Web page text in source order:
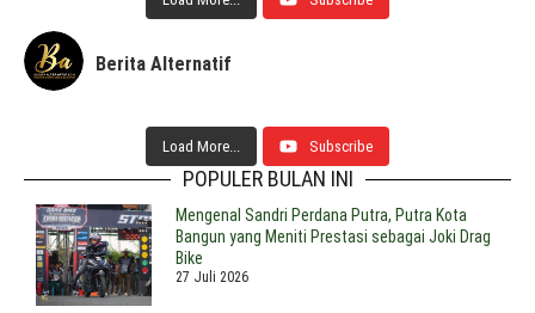
Berita Alternatif
Load More... Subscribe
POPULER BULAN INI
Mengenal Sandri Perdana Putra, Putra Kota
Bangun yang Meniti Prestasi sebagai Joki Drag
Bike
27 Juli 2026